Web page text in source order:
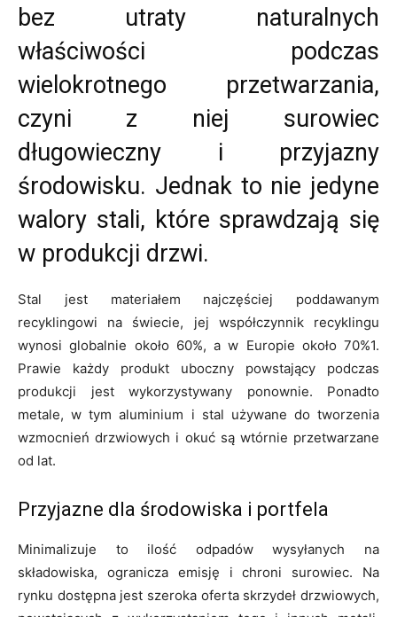
bez utraty naturalnych
właściwości podczas
wielokrotnego przetwarzania,
czyni z niej surowiec
długowieczny i przyjazny
środowisku. Jednak to nie jedyne
walory stali, które sprawdzają się
w produkcji drzwi.
Stal jest materiałem najczęściej poddawanym
recyklingowi na świecie, jej współczynnik recyklingu
wynosi globalnie około 60%, a w Europie około 70%1.
Prawie każdy produkt uboczny powstający podczas
produkcji jest wykorzystywany ponownie. Ponadto
metale, w tym aluminium i stal używane do tworzenia
wzmocnień drzwiowych i okuć są wtórnie przetwarzane
od lat.
Przyjazne dla środowiska i portfela
Minimalizuje to ilość odpadów wysyłanych na
składowiska, ogranicza emisję i chroni surowiec. Na
rynku dostępna jest szeroka oferta skrzydeł drzwiowych,